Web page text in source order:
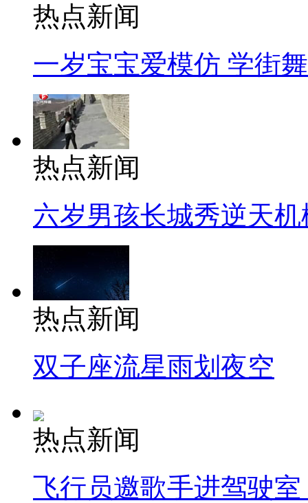
热点新闻
一岁宝宝爱模仿 学街
热点新闻
六岁男孩长城秀逆天机
热点新闻
双子座流星雨划夜空
热点新闻
飞行员邀歌手进驾驶